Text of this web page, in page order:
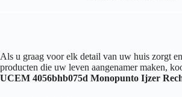
Als u graag voor elk detail van uw huis zorgt
producten die uw leven aangenamer maken,
UCEM 4056bhb075d Monopunto Ijzer